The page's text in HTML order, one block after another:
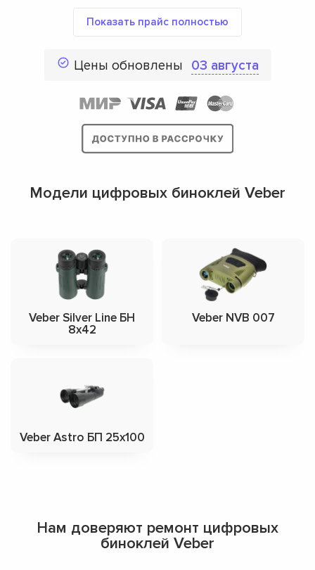
Показать прайс полностью
Цены обновлены 03 августа
Модели цифровых биноклей Veber
Veber Silver Line БН
8x42
Veber NVB 007
Veber Astro БП 25x100
Нам доверяют ремонт цифровых
биноклей Veber